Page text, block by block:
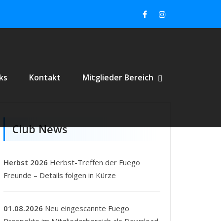
Kontakt Mitglieder Bereich SHOW
HIDE
Club News
Herbst 2026 Herbst-Treffen der Fuego
Freunde – Details folgen in Kürze
01.08.2026 Neu eingescannte Fuego